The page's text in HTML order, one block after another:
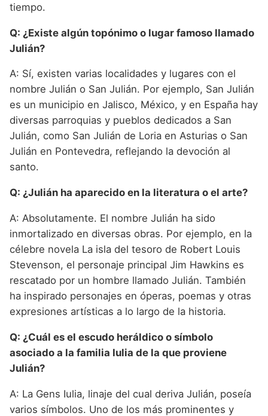
tiempo.
Q: ¿Existe algún topónimo o lugar famoso llamado
Julián?
A: Sí, existen varias localidades y lugares con el
nombre Julián o San Julián. Por ejemplo, San Julián
es un municipio en Jalisco, México, y en España hay
diversas parroquias y pueblos dedicados a San
Julián, como San Julián de Loria en Asturias o San
Julián en Pontevedra, reflejando la devoción al
santo.
Q: ¿Julián ha aparecido en la literatura o el arte?
A: Absolutamente. El nombre Julián ha sido
inmortalizado en diversas obras. Por ejemplo, en la
célebre novela La isla del tesoro de Robert Louis
Stevenson, el personaje principal Jim Hawkins es
rescatado por un hombre llamado Julián. También
ha inspirado personajes en óperas, poemas y otras
expresiones artísticas a lo largo de la historia.
Q: ¿Cuál es el escudo heráldico o símbolo
asociado a la familia Iulia de la que proviene
Julián?
A: La Gens Iulia, linaje del cual deriva Julián, poseía
varios símbolos. Uno de los más prominentes y